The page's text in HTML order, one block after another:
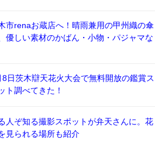
市renaお蔵店へ！晴雨兼用の甲州織の傘
優しい素材のかばん・小物・パジャマな
8日茨木辯天花火大会で無料開放の鑑賞ス
ト調べてきた！
人ぞ知る撮影スポットが弁天さんに。花
見られる場所も紹介